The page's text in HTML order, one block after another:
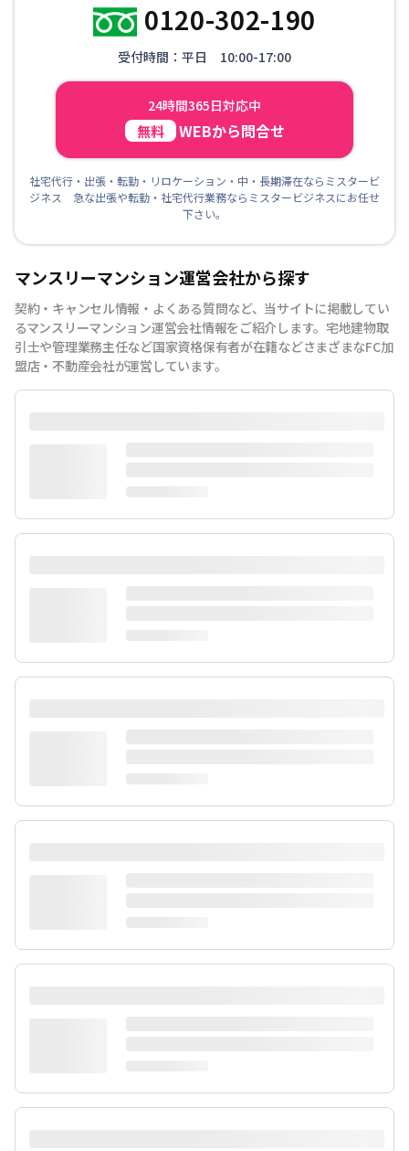
0120-302-190
受付時間：平日 10:00-17:00
24時間365日対応中
無料 WEBから問合せ
社宅代行・出張・転勤・リロケーション・中・長期滞在ならミスタービ
ジネス 急な出張や転勤・社宅代行業務ならミスタービジネスにお任せ
下さい。
マンスリーマンション運営会社から探す
契約・キャンセル情報・よくある質問など、当サイトに掲載してい
るマンスリーマンション運営会社情報をご紹介します。宅地建物取
引士や管理業務主任など国家資格保有者が在籍などさまざまなFC加
盟店・不動産会社が運営しています。